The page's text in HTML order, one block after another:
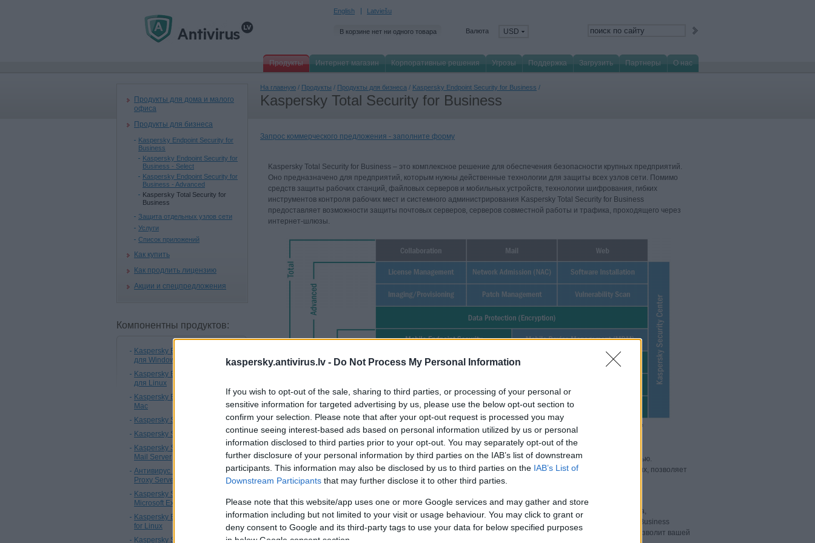
kaspersky.antivirus.lv - Do Not Process My Personal Information
If you wish to opt-out of the sale, sharing to third parties, or processing of your personal or
sensitive information for targeted advertising by us, please use the below opt-out section to
confirm your selection. Please note that after your opt-out request is processed you may
continue seeing interest-based ads based on personal information utilized by us or personal
information disclosed to third parties prior to your opt-out. You may separately opt-out of the
further disclosure of your personal information by third parties on the IAB’s list of downstream
participants. This information may also be disclosed by us to third parties on the IAB’s List of
Downstream Participants that may further disclose it to other third parties.
Please note that this website/app uses one or more Google services and may gather and store
information including but not limited to your visit or usage behaviour. You may click to grant or
deny consent to Google and its third-party tags to use your data for below specified purposes
in below Google consent section.
English Latviešu
В корзине нет ни одного товара Валюта USD
Продукты Интернет магазин Корпоративные решения Угрозы Поддержка Загрузить Партнеры О нас
Продукты для дома и малого
офиса
Продукты для бизнеса
Kaspersky Endpoint Security for
Business
Kaspersky Endpoint Security for
Business - Select
Kaspersky Endpoint Security for
Business - Advanced
Kaspersky Total Security for
Business
Защита отдельных узлов сети
Услуги
Список приложений
Как купить
Как продлить лицензию
Акции и спецпредложения
Компонентны продуктов:
Kaspersky Endpoint Security
для Windows
Kaspersky Endpoint Security
для Linux
Kaspersky Endpoint Security for
Mac
Kaspersky Security for Mobile
Kaspersky Security Center
Kaspersky Security для Linux
Mail Server
Антивирус Касперского для
Proxy Server
Kaspersky Security для
Microsoft Exchange Servers
Kaspersky Endpoint Security 11
for Linux
Kaspersky Security 11 for
На главную / Продукты / Продукты для бизнеса / Kaspersky Endpoint Security for Business /
Kaspersky Total Security for Business
Запрос коммерческого предложения - заполните форму
Kaspersky Total Security for Business – это комплексное решение для обеспечения безопасности крупных предприятий.
Оно предназначено для предприятий, которым нужны действенные технологии для защиты всех узлов сети. Помимо
средств защиты рабочих станций, файловых серверов и мобильных устройств, технологии шифрования, гибких
инструментов контроля рабочих мест и системного администрирования Kaspersky Total Security for Business
предоставляет возможности защиты почтовых серверов, серверов совместной работы и трафика, проходящего через
интернет-шлюзы.
Надежная защита вашего бизнеса от вредоносных программ
Технологии «Лаборатории Касперского» для защиты от вредоносных программ известны своей надежностью.
Сочетание новейших технологий защиты от вредоносных программ – сигнатурных, проактивных и облачных, позволяет
создать эффективную многоуровневую систему обеспечения безопасности.
Защита файловых серверов
Совместный доступ к данным дает много преимуществ. Но при наличии хотя бы одного зараженного файла,
вредоносная программа может распространиться по всей корпоративной сети. Kaspersky Total Security for Business
включает в себя средства защиты файловых серверов от вредоносного программного обеспечения. Это позволит вашей